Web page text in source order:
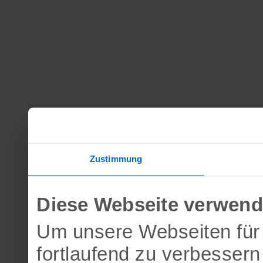
Zustimmung
Diese Webseite
Um unsere Webseiten
fortlaufend zu